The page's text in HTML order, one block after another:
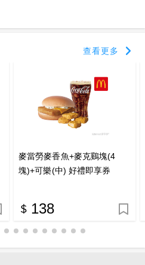
查看更多
麥當勞麥香魚+麥克鷄塊(4
塊)+可樂(中) 好禮即享券
138